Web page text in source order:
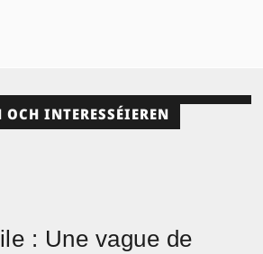
INTERESSÉIEREN
: Une vague de